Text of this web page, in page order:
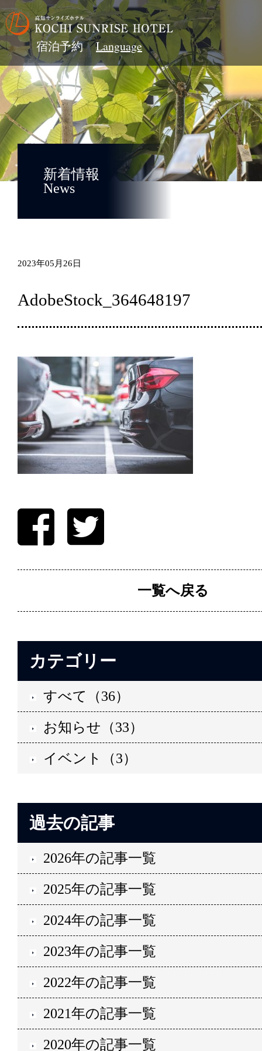
宿泊予約
新着情報
News
2023年05月26日
AdobeStock_364648197
一覧へ戻る
カテゴリー
すべて（36）
お知らせ（33）
イベント（3）
過去の記事
2026年の記事一覧
2025年の記事一覧
2024年の記事一覧
2023年の記事一覧
2022年の記事一覧
2021年の記事一覧
2020年の記事一覧